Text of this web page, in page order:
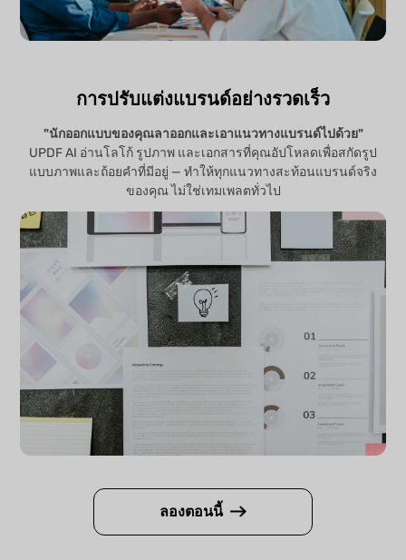
การปรับแต่งแบรนด์อย่างรวดเร็ว
"นักออกแบบของคุณลาออกและเอาแนวทางแบรนด์ไปด้วย"
UPDF AI อ่านโลโก้ รูปภาพ และเอกสารที่คุณอัปโหลดเพื่อสกัดรูป
แบบภาพและถ้อยคำที่มีอยู่ — ทำให้ทุกแนวทางสะท้อนแบรนด์จริง
ของคุณ ไม่ใช่เทมเพลตทั่วไป
ลองตอนนี้